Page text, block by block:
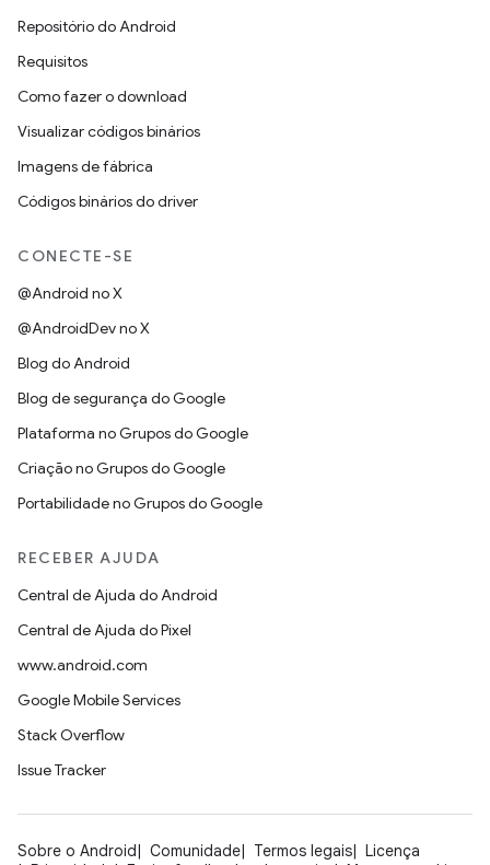
Repositório do Android
Requisitos
Como fazer o download
Visualizar códigos binários
Imagens de fábrica
Códigos binários do driver
CONECTE-SE
@Android no X
@AndroidDev no X
Blog do Android
Blog de segurança do Google
Plataforma no Grupos do Google
Criação no Grupos do Google
Portabilidade no Grupos do Google
RECEBER AJUDA
Central de Ajuda do Android
Central de Ajuda do Pixel
www.android.com
Google Mobile Services
Stack Overflow
Issue Tracker
Sobre o Android Comunidade Termos legais
Licença